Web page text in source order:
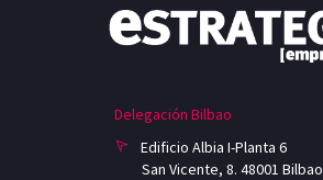
Delegación Bilbao
Edificio Albia I-Planta 6
San Vicente, 8. 48001 Bilbao